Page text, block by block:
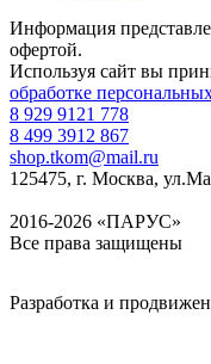
Информация
офертой.
Используя сайт вы
обработке
8 929 9121 778
8 499 3912 867
shop.tkom@mail.ru
125475, г. Москва,
2016-2026 «ПАРУС»
Все права защищены
Разработка и